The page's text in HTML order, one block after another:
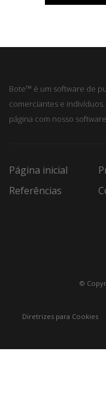
Bote™ é um software de
comerciantes e
página com nosso
Página inicial
Referências
©
Diretrizes para Cookies